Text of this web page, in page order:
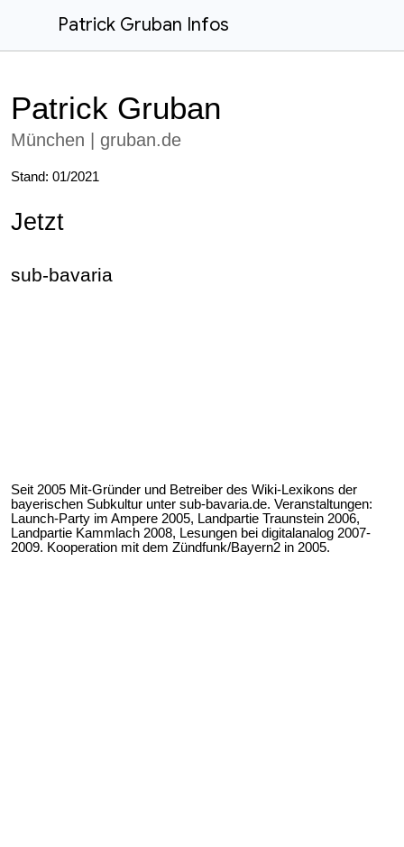
Patrick Gruban Infos
Patrick Gruban
München | gruban.de
Stand: 01/2021
Jetzt
sub-bavaria
Seit 2005 Mit-Gründer und Betreiber des Wiki-Lexikons der
bayerischen Subkultur unter sub-bavaria.de. Veranstaltungen:
Launch-Party im Ampere 2005, Landpartie Traunstein 2006,
Landpartie Kammlach 2008, Lesungen bei digitalanalog 2007-
2009. Kooperation mit dem Zündfunk/Bayern2 in 2005.